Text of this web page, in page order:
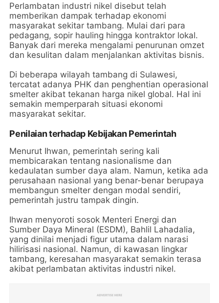
Perlambatan industri nikel disebut telah
memberikan dampak terhadap ekonomi
masyarakat sekitar tambang. Mulai dari para
pedagang, sopir hauling hingga kontraktor lokal.
Banyak dari mereka mengalami penurunan omzet
dan kesulitan dalam menjalankan aktivitas bisnis.
Di beberapa wilayah tambang di Sulawesi,
tercatat adanya PHK dan penghentian operasional
smelter akibat tekanan harga nikel global. Hal ini
semakin memperparah situasi ekonomi
masyarakat sekitar.
Penilaian terhadap Kebijakan Pemerintah
Menurut Ihwan, pemerintah sering kali
membicarakan tentang nasionalisme dan
kedaulatan sumber daya alam. Namun, ketika ada
perusahaan nasional yang benar-benar berupaya
membangun smelter dengan modal sendiri,
pemerintah justru tampak dingin.
Ihwan menyoroti sosok Menteri Energi dan
Sumber Daya Mineral (ESDM), Bahlil Lahadalia,
yang dinilai menjadi figur utama dalam narasi
hilirisasi nasional. Namun, di kawasan lingkar
tambang, keresahan masyarakat semakin terasa
akibat perlambatan aktivitas industri nikel.